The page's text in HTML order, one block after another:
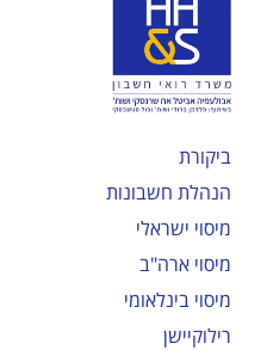
ביקורת
הנהלת חשבונות
מיסוי ישראלי
מיסוי ארה"ב
מיסוי בינלאומי
רילוקיישן